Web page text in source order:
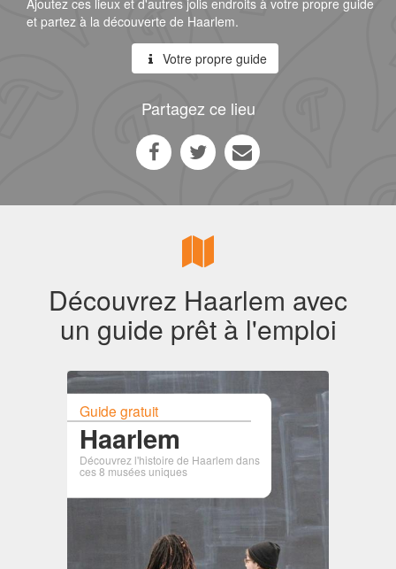
Ajoutez ces lieux et d'autres jolis endroits à votre propre guide
et partez à la découverte de Haarlem.
Votre propre guide
Partagez ce lieu
Découvrez Haarlem avec
un guide prêt à l'emploi
Guide gratuit
Haarlem
Découvrez l'histoire de Haarlem dans
ces 8 musées uniques